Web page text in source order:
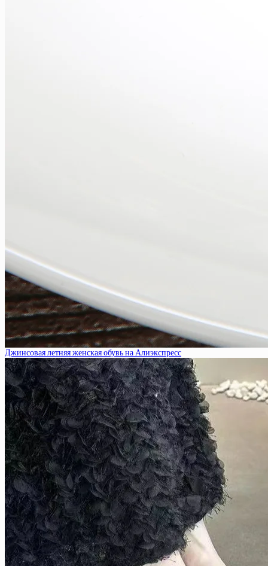
Джинсовая летняя женская обувь на Алиэкспресс